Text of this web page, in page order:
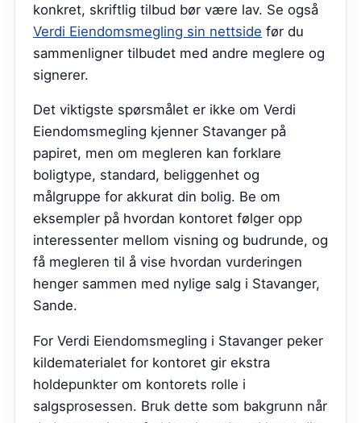
konkret, skriftlig tilbud bør være lav. Se også
Verdi Eiendomsmegling sin nettside før du
sammenligner tilbudet med andre meglere og
signerer.
Det viktigste spørsmålet er ikke om Verdi
Eiendomsmegling kjenner Stavanger på
papiret, men om megleren kan forklare
boligtype, standard, beliggenhet og
målgruppe for akkurat din bolig. Be om
eksempler på hvordan kontoret følger opp
interessenter mellom visning og budrunde, og
få megleren til å vise hvordan vurderingen
henger sammen med nylige salg i Stavanger,
Sande.
For Verdi Eiendomsmegling i Stavanger peker
kildematerialet for kontoret gir ekstra
holdepunkter om kontorets rolle i
salgsprosessen. Bruk dette som bakgrunn når